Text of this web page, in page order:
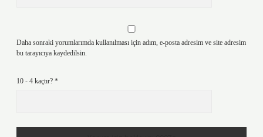
Daha sonraki yorumlarımda kullanılması için adım, e-posta adresim ve site adresim
bu tarayıcıya kaydedilsin.
10 - 4 kaçtır? *